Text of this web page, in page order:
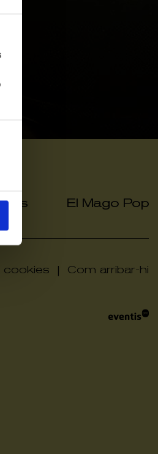
El Mago Pop
cookies | Com arribar-hi